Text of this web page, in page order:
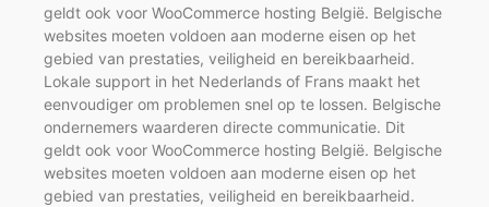
geldt ook voor WooCommerce hosting België. Belgische
websites moeten voldoen aan moderne eisen op het
gebied van prestaties, veiligheid en bereikbaarheid.
Lokale support in het Nederlands of Frans maakt het
eenvoudiger om problemen snel op te lossen. Belgische
ondernemers waarderen directe communicatie. Dit
geldt ook voor WooCommerce hosting België. Belgische
websites moeten voldoen aan moderne eisen op het
gebied van prestaties, veiligheid en bereikbaarheid.